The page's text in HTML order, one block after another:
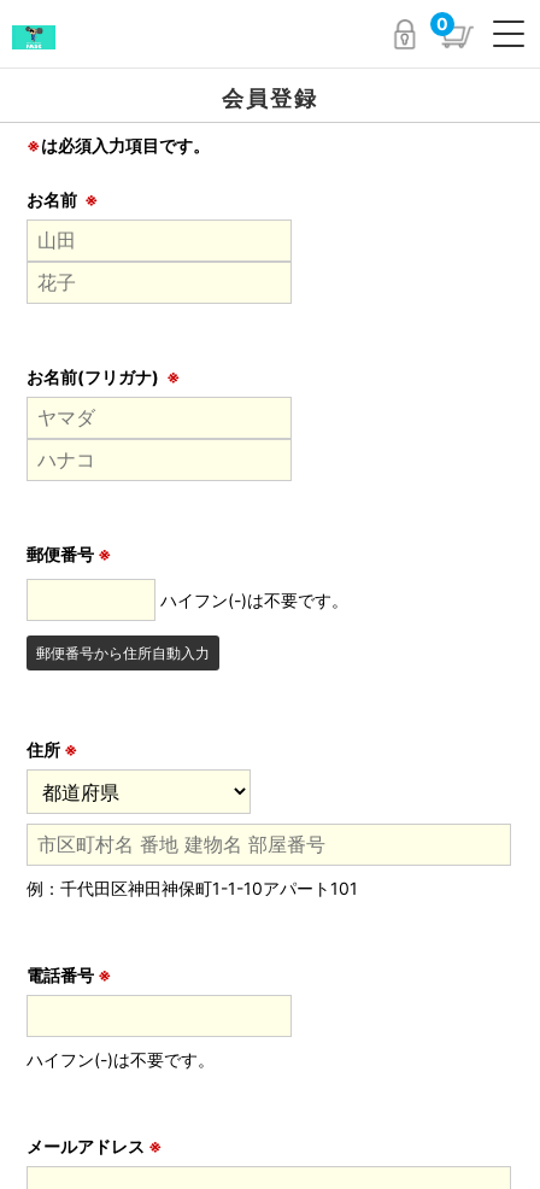
0
会員登録
※は必須入力項目です。
お名前 ※
お名前(フリガナ) ※
郵便番号 ※
ハイフン(-)は不要です。
郵便番号から住所自動入力
住所 ※
例：千代田区神田神保町1-1-10アパート101
電話番号 ※
ハイフン(-)は不要です。
メールアドレス ※